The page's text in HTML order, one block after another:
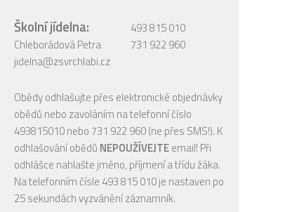
Školní jídelna:
Chleborádová Petra
jidelna@zsvrchlabi.cz
493 815 010
731 922 960
Obědy odhlašujte přes elektronické objednávky
obědů nebo zavoláním na telefonní číslo
493815010 nebo 731 922 960 (ne přes SMS!). K
odhlašování obědů NEPOUŽÍVEJTEemail! Při
odhlášce nahlašte jméno, příjmení a třídu žáka.
Na telefonním čísle 493 815 010 je nastaven po
25 sekundách vyzvánění záznamník.